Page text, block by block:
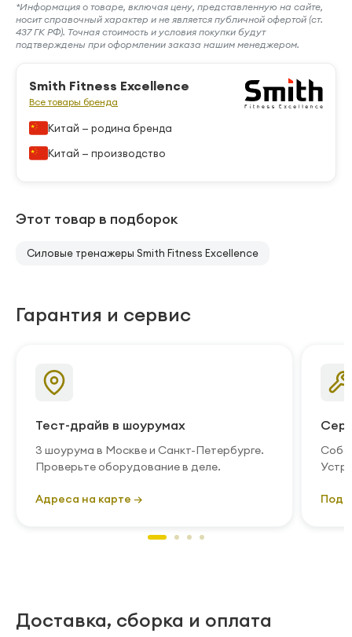
*Информация о товаре, включая цену, представленную на сайте,
носит справочный характер и не является публичной офертой (ст.
437 ГК РФ). Точная стоимость и условия покупки будут
подтверждены при оформлении заказа нашим менеджером.
Smith Fitness Excellence
Все товары бренда
Китай — родина бренда
Китай — производство
Этот товар в подборок
Силовые тренажеры Smith Fitness Excellence
Гарантия и сервис
Тест-драйв в шоурумах
3 шоурума в Москве и Санкт-Петербурге.
Проверьте оборудование в деле.
Адреса на карте →
Доставка, сборка и оплата